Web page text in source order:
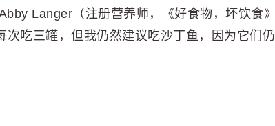
Langer（注册营养师，《好食物，坏饮食》
吃三罐，但我仍然建议吃沙丁鱼，因为它们仍